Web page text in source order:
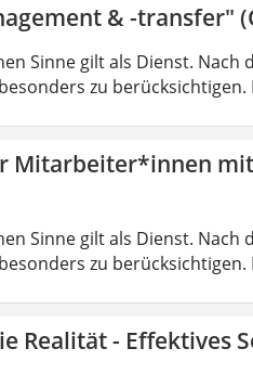
& -transfer"
Sinne gilt als Dienst. Nach
zu berücksichtigen.
Mitarbeiter*innen
Sinne gilt als Dienst. Nach
zu berücksichtigen.
Realität - Effektives